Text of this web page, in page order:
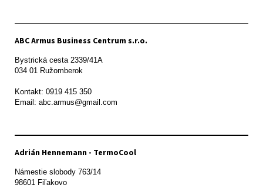
ABC Armus Business Centrum s.r.o.
Bystrická cesta 2339/41A
034 01 Ružomberok
Kontakt: 0919 415 350
Adrián Hennemann - TermoCool
Námestie slobody 763/14
98601 Fiľakovo